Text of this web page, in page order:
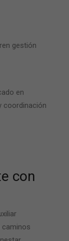
gestión
en
coordinación
con
caminos